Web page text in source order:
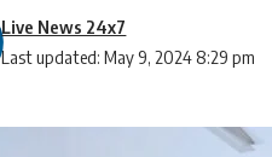
Last updated: May 9, 2024 8:29 pm
Live News 24x7